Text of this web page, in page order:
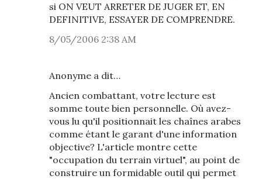
si ON VEUT ARRETER DE JUGER ET, EN
DEFINITIVE, ESSAYER DE COMPRENDRE.
8/05/2006 2:38 AM
Anonyme a dit…
Ancien combattant, votre lecture est
somme toute bien personnelle. Où avez-
vous lu qu'il positionnait les chaînes arabes
comme étant le garant d'une information
objective? L'article montre cette
"occupation du terrain virtuel", au point de
construire un formidable outil qui permet